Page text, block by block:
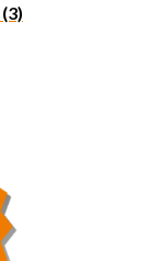
(3)